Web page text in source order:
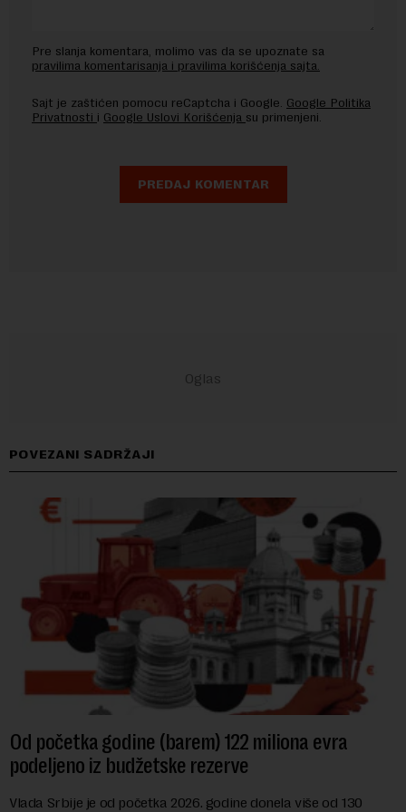
Pre slanja komentara, molimo vas da se upoznate sa
pravilima komentarisanja i pravilima korišćenja sajta.
Sajt je zaštićen pomocu reCaptcha i Google. Google Politika
Privatnosti i Google Uslovi Korišćenja su primenjeni.
POVEZANI SADRŽAJI
Od početka godine (barem) 122 miliona evra
podeljeno iz budžetske rezerve
Vlada Srbije je od početka 2026. godine donela više od 130